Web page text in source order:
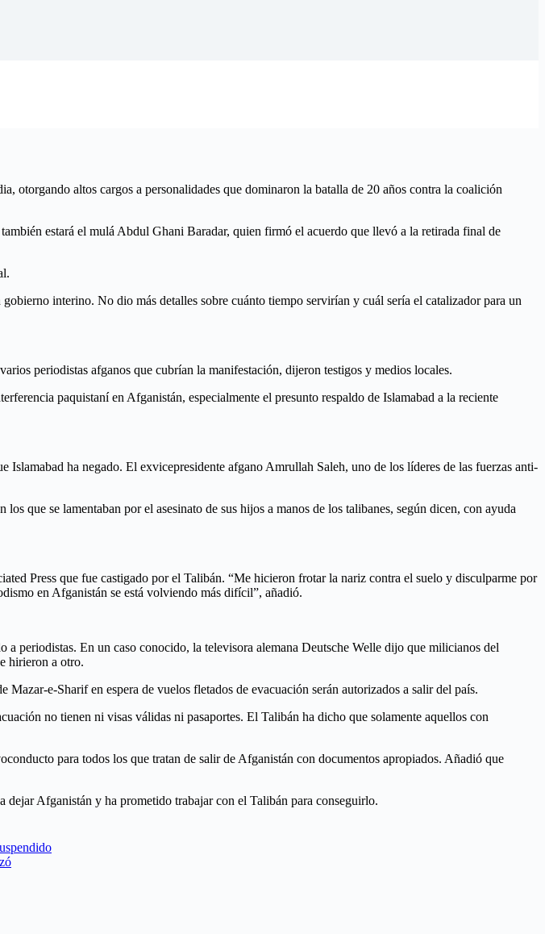
altos cargos a personalidades que dominaron la batalla de 20 años contra la coalición
estará el mulá Abdul Ghani Baradar, quien firmó el acuerdo que llevó a la retirada final de
interino. No dio más detalles sobre cuánto tiempo servirían y cuál sería el catalizador para un
periodistas afganos que cubrían la manifestación, dijeron testigos y medios locales.
paquistaní en Afganistán, especialmente el presunto respaldo de Islamabad a la reciente
ha negado. El exvicepresidente afgano Amrullah Saleh, uno de los líderes de las fuerzas anti-
que se lamentaban por el asesinato de sus hijos a manos de los talibanes, según dicen, con ayuda
Press que fue castigado por el Talibán. “Me hicieron frotar la nariz contra el suelo y disculparme por
en Afganistán se está volviendo más difícil”, añadió.
periodistas. En un caso conocido, la televisora alemana Deutsche Welle dijo que milicianos del
hirieron a otro.
e-Sharif en espera de vuelos fletados de evacuación serán autorizados a salir del país.
no tienen ni visas válidas ni pasaportes. El Talibán ha dicho que solamente aquellos con
para todos los que tratan de salir de Afganistán con documentos apropiados. Añadió que
dejar Afganistán y ha prometido trabajar con el Talibán para conseguirlo.